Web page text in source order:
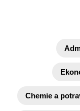
Chemie a